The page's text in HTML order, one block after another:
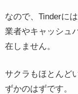
なので、Tinderに
業者やキャッシュ
在しません。
サクラもほとんど
ずかのはずです。